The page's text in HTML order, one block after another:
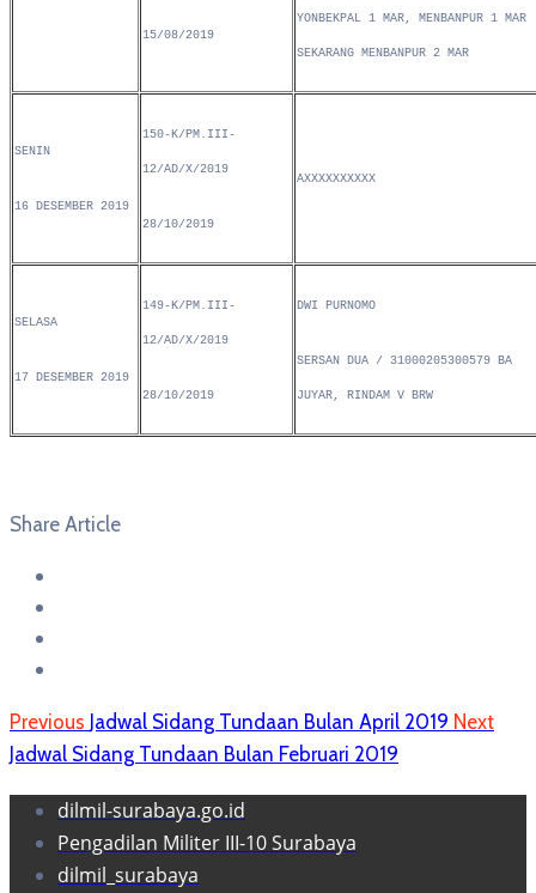
15/08/2019
YONBEKPAL 1 MAR, MENBANPUR 1 MAR
SEKARANG MENBANPUR 2 MAR
SENIN
16 DESEMBER 2019
150-K/PM.III-
12/AD/X/2019
28/10/2019
AXXXXXXXXXX
SELASA
17 DESEMBER 2019
149-K/PM.III-
12/AD/X/2019
28/10/2019
DWI PURNOMO
SERSAN DUA / 31000205300579 BA
JUYAR, RINDAM V BRW
Share Article
Previous Jadwal Sidang Tundaan Bulan April 2019 Next
Jadwal Sidang Tundaan Bulan Februari 2019
dilmil-surabaya.go.id
Pengadilan Militer III-10 Surabaya
dilmil_surabaya